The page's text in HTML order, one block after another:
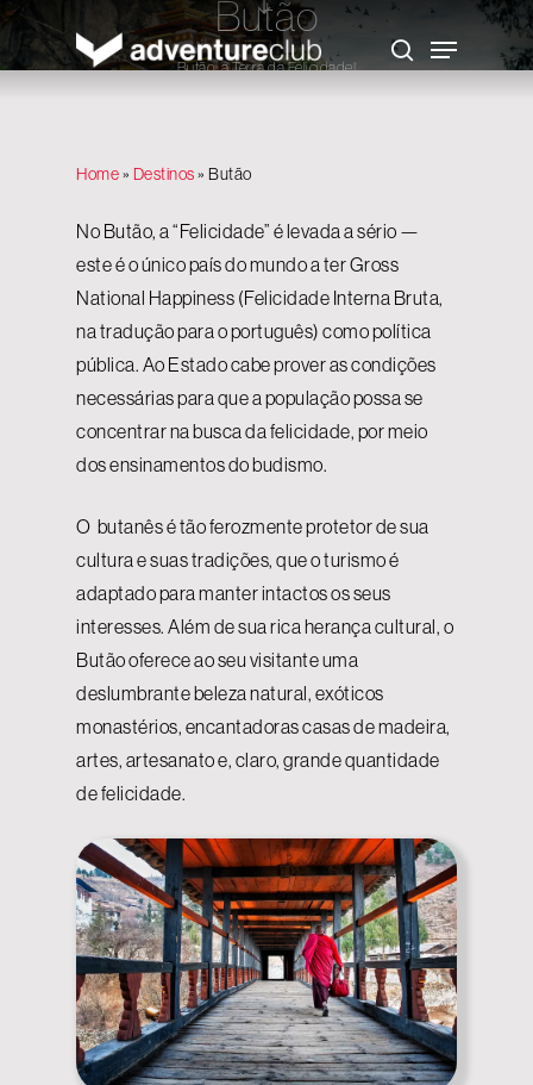
Skip
to
main
content
search
Menu
Butão
Butão, a Terra da Felicidade!
Home» Destinos» Butão
No Butão, a “Felicidade” é levada a sério —
este é o único país do mundo a ter Gross
National Happiness (Felicidade Interna Bruta,
na tradução para o português) como política
pública. Ao Estado cabe prover as condições
necessárias para que a população possa se
concentrar na busca da felicidade, por meio
dos ensinamentos do budismo.
O butanês é tão ferozmente protetor de sua
cultura e suas tradições, que o turismo é
adaptado para manter intactos os seus
interesses. Além de sua rica herança cultural, o
Butão oferece ao seu visitante uma
deslumbrante beleza natural, exóticos
monastérios, encantadoras casas de madeira,
artes, artesanato e, claro, grande quantidade
de felicidade.